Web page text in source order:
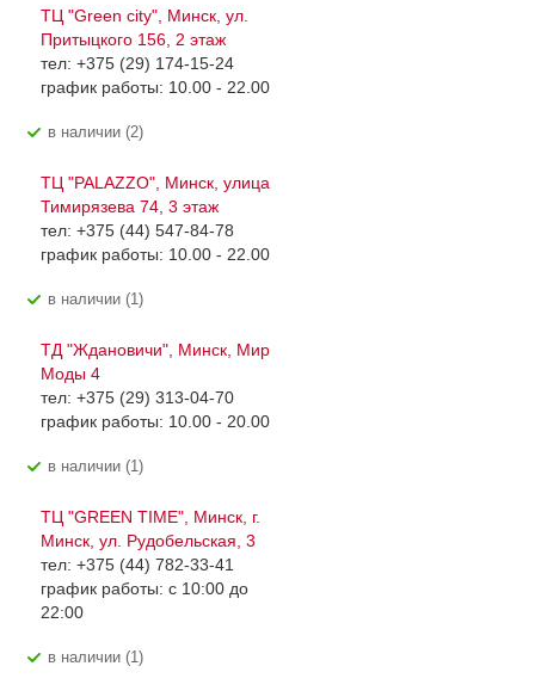
ТЦ "Green city", Минск, ул.
Притыцкого 156, 2 этаж
тел: +375 (29) 174-15-24
график работы: 10.00 - 22.00
В наличии (2)
ТЦ "PALAZZO", Минск, улица
Тимирязева 74, 3 этаж
тел: +375 (44) 547-84-78
график работы: 10.00 - 22.00
В наличии (1)
ТД "Ждановичи", Минск, Мир
Моды 4
тел: +375 (29) 313-04-70
график работы: 10.00 - 20.00
В наличии (1)
ТЦ "GREEN TIME", Минск, г.
Минск, ул. Рудобельская, 3
тел: +375 (44) 782-33-41
график работы: с 10:00 до
22:00
В наличии (1)